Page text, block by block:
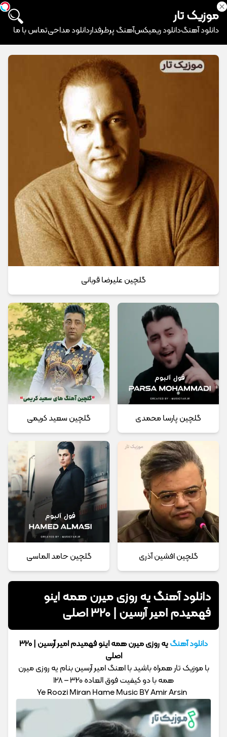
موزیک تار
دانلود آهنگدانلود ریمیکسآهنگ پرطرفداردانلود مداحیتماس با ما
گلچین علیرضا قربانی
گلچین پارسا محمدی گلچین سعید کریمی
گلچین افشین آذری گلچین حامد الماسی
دانلود آهنگ یه روزی میرن همه اینو
فهمیدم امیر آرسین | 320 اصلی
دانلود آهنگ
یه روزی میرن همه اینو فهمیدم امیر آرسین | 320
اصلی
با موزیک تار همراه باشید با اهنگ امیر آرسین بنام یه روزی میرن
همه با دو کیفیت فوق العاده 320 – 128